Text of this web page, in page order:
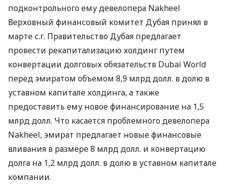
подконтрольного ему девелопера Nakheel
Верховный финансовый комитет Дубая принял в
марте с.г. Правительство Дубая предлагает
провести рекапитализацию холдинг путем
конвертации долговых обязательств Dubai World
перед эмиратом объемом 8,9 млрд долл. в долю в
уставном капитале холдинга, а также
предоставить ему новое финансирование на 1,5
млрд долл. Что касается проблемного девелопера
Nakheel, эмират предлагает новые финансовые
вливания в размере 8 млрд долл. и конвертацию
долга на 1,2 млрд долл. в долю в уставном капитале
компании.